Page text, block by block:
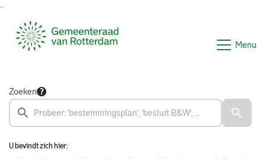
Menu
Zoeken
U bevindt zich hier: